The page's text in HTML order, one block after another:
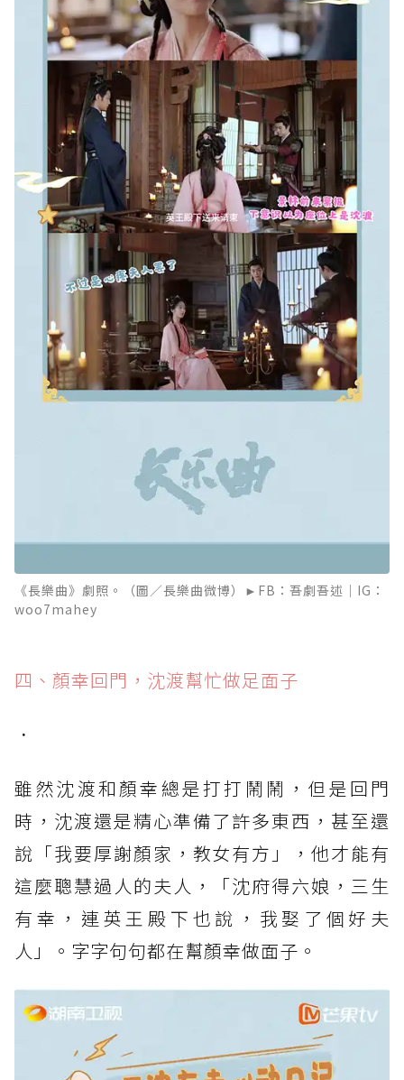
《長樂曲》劇照。（圖／長樂曲微博）►FB：吾劇吾述｜IG：
woo7mahey
四、顏幸回門，沈渡幫忙做足面子
．
雖然沈渡和顏幸總是打打鬧鬧，但是回門
時，沈渡還是精心準備了許多東西，甚至還
說「我要厚謝顏家，教女有方」，他才能有
這麼聰慧過人的夫人，「沈府得六娘，三生
有幸，連英王殿下也說，我娶了個好夫
人」。字字句句都在幫顏幸做面子。